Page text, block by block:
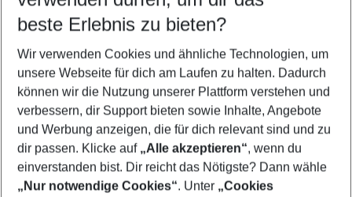
5-8 Nächte
2 Erwachsene Keine Kinder
Mehr Filter anzeigen
beste Erlebnis zu bieten?
Wir verwenden Cookies und ähnliche Technologien, um
unsere Webseite für dich am Laufen zu halten. Dadurch
können wir die Nutzung unserer Plattform verstehen und
verbessern, dir Support bieten sowie Inhalte, Angebote
und Werbung anzeigen, die für dich relevant sind und zu
dir passen. Klicke auf „Alle akzeptieren“, wenn du
einverstanden bist. Dir reicht das Nötigste? Dann wähle
„Nur notwendige Cookies“. Unter „Cookies